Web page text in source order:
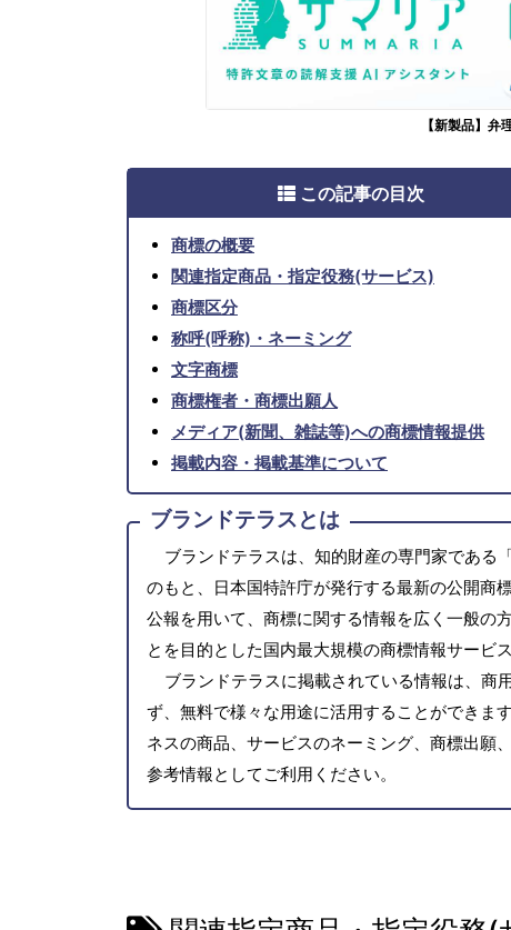
【新製品】
この記事の目次
商標の概要
関連指定商品・指定役務(サービス)
商標区分
称呼(呼称)・ネーミング
文字商標
商標権者・商標出願人
メディア(新聞、雑誌等)への商標情報提供
掲載内容・掲載基準について
ブランドテラスとは
ブランドテラスは、知的財産の専門家である
のもと、日本国特許庁が発行する最新の公開商
公報を用いて、商標に関する情報を広く一般の
とを目的とした国内最大規模の商標情報サービス
ブランドテラスに掲載されている情報は、商
ず、無料で様々な用途に活用することができま
ネスの商品、サービスのネーミング、商標出願
参考情報としてご利用ください。